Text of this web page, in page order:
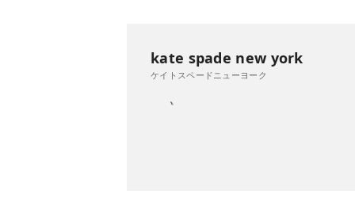
kate spade new york
ケイトスペードニューヨーク